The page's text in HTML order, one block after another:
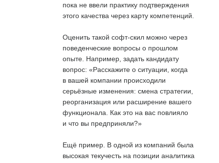
пока не ввели практику подтверждения
этого качества через карту компетенций.
Оценить такой софт-скил можно через
поведенческие вопросы о прошлом
опыте. Например, задать кандидату
вопрос: «Расскажите о ситуации, когда
в вашей компании происходили
серьёзные изменения: смена стратегии,
реорганизация или расширение вашего
функционала. Как это на вас повлияло
и что вы предприняли?»
Ещё пример. В одной из компаний была
высокая текучесть на позиции аналитика